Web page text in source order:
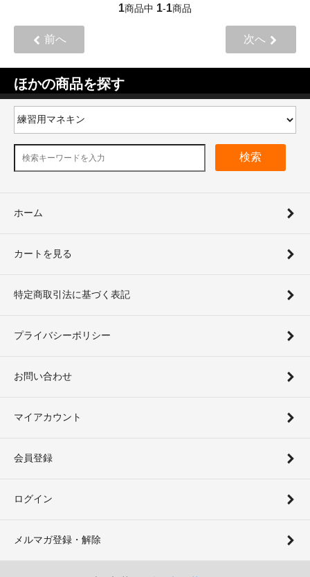
1商品中 1-1商品
前へ 次へ
ほかの商品を探す
検索
ホーム
カートを見る
特定商取引法に基づく表記
プライバシーポリシー
お問い合わせ
マイアカウント
会員登録
ログイン
メルマガ登録・解除